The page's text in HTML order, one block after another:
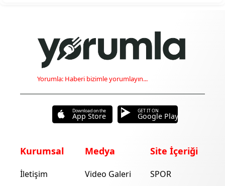
Yorumla: Haberi bizimle yorumlayın...
Download on the
App Store
GET IT ON
Google Play
Kurumsal
İletişim
Medya
Video Galeri
Site İçeriği
SPOR